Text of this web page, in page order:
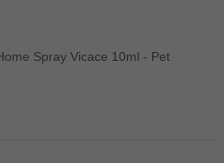
Spray Vicace 10ml - Pet